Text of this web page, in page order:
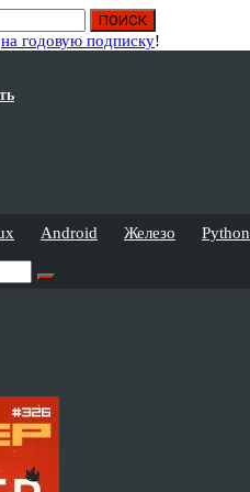
на годовую подписку!
Android Железо Python